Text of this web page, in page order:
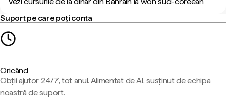
Suport pe care poți conta
Oricând
Obții ajutor 24/7, tot anul. Alimentat de AI, susținut de echipa
noastră de suport.